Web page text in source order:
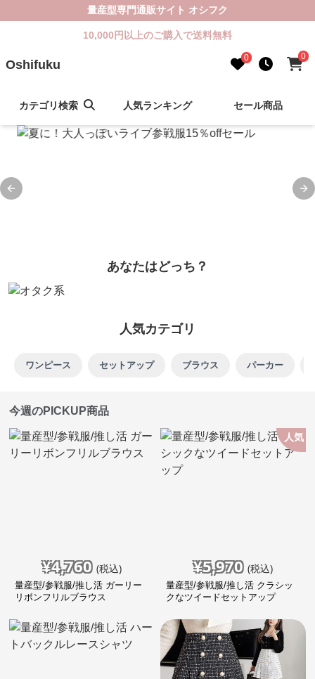
量産型専門通販サイト オシフク
10,000円以上のご購入で送料無料
Oshifuku 0 0
カテゴリ検索 人気ランキング セール商品
Previous slide
あなたはどっち？
人気カテゴリ
ワンピース セットアップ ブラウス パーカー
今週のPICKUP商品
¥4,760 (税込)
量産型/参戦服/推し活 ガーリー
リボンフリルブラウス
人気
¥5,970 (税込)
量産型/参戦服/推し活 クラシッ
クなツイードセットアップ